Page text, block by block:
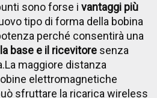
sono forse ivantaggi più
tipo di forma della bobina
perché consentirà una
base e il ricevitore senza
La maggiore distanza
elettromagnetiche
sfruttare la ricarica wireless